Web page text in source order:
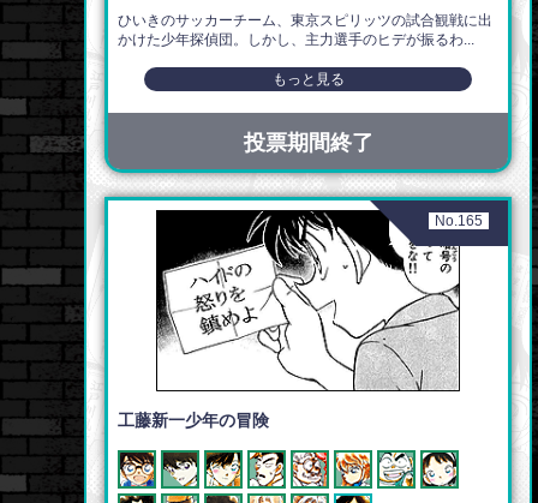
ひいきのサッカーチーム、東京スピリッツの試合観戦に出
かけた少年探偵団。しかし、主力選手のヒデが振るわ...
もっと見る
投票期間終了
No.165
工藤新一少年の冒険